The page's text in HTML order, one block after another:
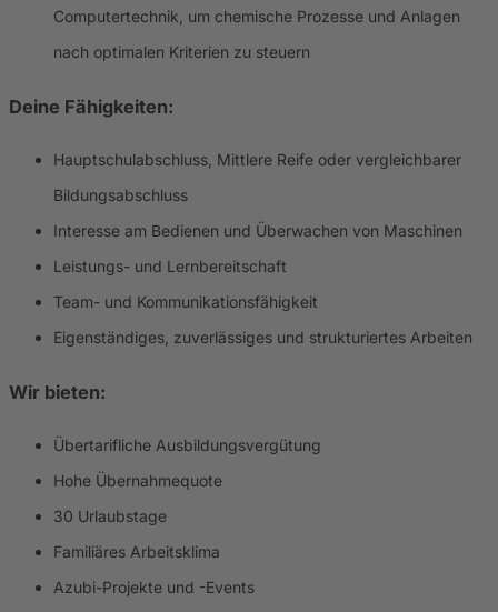
Computertechnik, um chemische Prozesse und Anlagen
nach optimalen Kriterien zu steuern
Deine Fähigkeiten:
Hauptschulabschluss, Mittlere Reife oder vergleichbarer
Bildungsabschluss
Interesse am Bedienen und Überwachen von Maschinen
Leistungs- und Lernbereitschaft
Team- und Kommunikationsfähigkeit
Eigenständiges, zuverlässiges und strukturiertes Arbeiten
Wir bieten:
Übertarifliche Ausbildungsvergütung
Hohe Übernahmequote
30 Urlaubstage
Familiäres Arbeitsklima
Azubi-Projekte und -Events